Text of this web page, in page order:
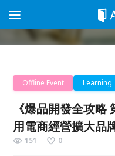
Offline Event Learning
《爆品開發全攻
用電商經營擴大品
151 0